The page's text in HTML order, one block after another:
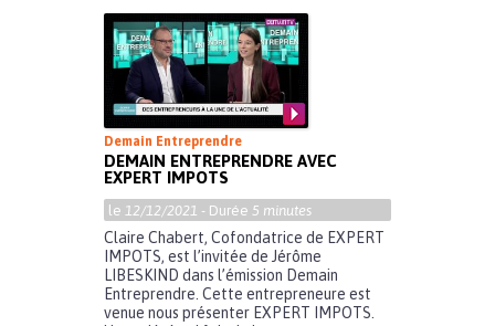
Demain Entreprendre
DEMAIN ENTREPRENDRE AVEC
EXPERT IMPOTS
le 12/12/2021 - Durée 5 minutes
Claire Chabert, Cofondatrice de EXPERT
IMPOTS, est l’invitée de Jérôme
LIBESKIND dans l’émission Demain
Entreprendre. Cette entrepreneure est
venue nous présenter EXPERT IMPOTS.